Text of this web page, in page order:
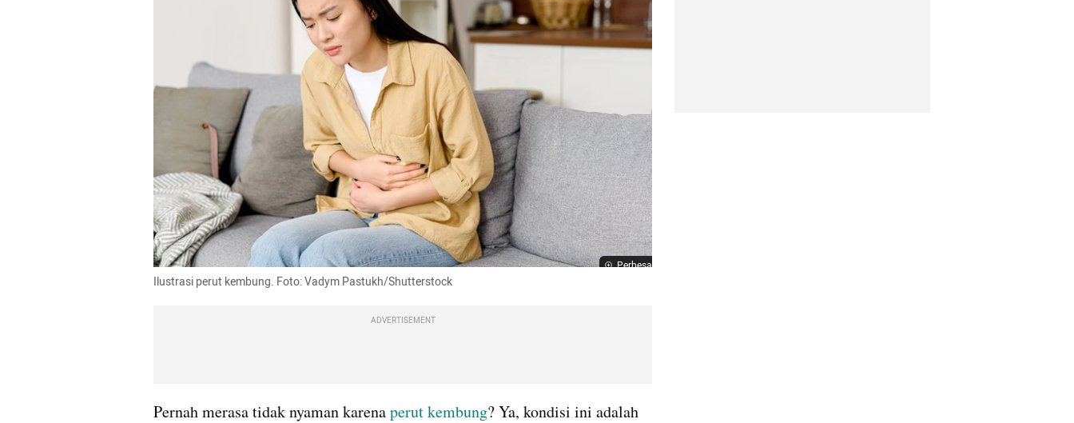
Perbesar
Ilustrasi perut kembung. Foto: Vadym Pastukh/Shutterstock
ADVERTISEMENT
Pernah merasa tidak nyaman karena perut kembung? Ya, kondisi ini adalah